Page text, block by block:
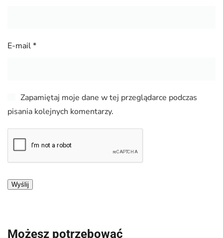
E-mail*
Zapamiętaj moje dane w tej przeglądarce podczas
pisania kolejnych komentarzy.
Możesz potrzebować